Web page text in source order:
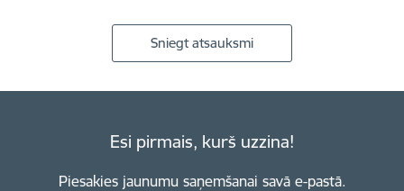
Sniegt atsauksmi
Esi pirmais, kurš uzzina!
Piesakies jaunumu saņemšanai savā e-pastā.